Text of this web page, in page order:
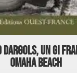
Dargols, Un gi
omaha beach